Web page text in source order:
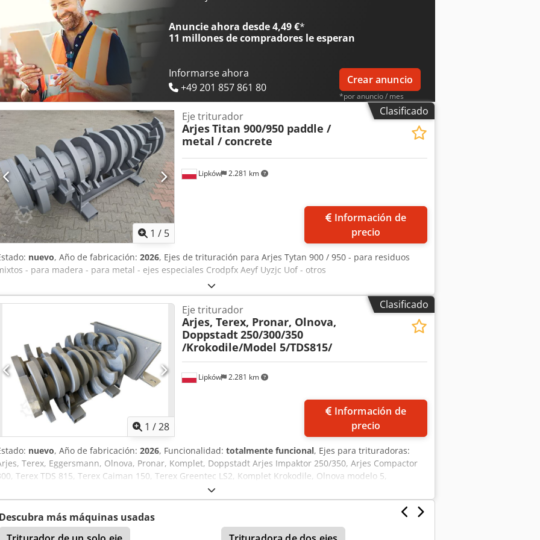
cumplen con los más altos estándares de calidad. Nuestro objetivo es satisfacer continuamente las
individuales de nuestros clientes mediante la excelencia tecnológica y la mejora continua.
a empresas de diversos sectores, como la gestión de residuos, el reciclaje y la ingeniería
y damos gran importancia a las asociaciones a largo plazo. Con nuestras soluciones de
fiables y de alto rendimiento, ayudamos a nuestros clientes a aumentar su eficiencia y
Anuncie ahora desde 4,49 €*
11 millones de compradores le esperan
Informarse ahora
+49 201 857 861 80
Crear anuncio
*por anuncio / mes
Clasificado
1 / 5
Lipków 2.281 km
Eje triturador
ArjesTitan 900/950 paddle /
metal / concrete
precio
nuevo, Año de fabricación: 2026, Ejes de trituración para Arjes Tytan 900 / 950 - para residuos
- para madera - para metal - ejes especiales Crodpfx Aeyf Uyzjc Uof - otros
Clasificado
1 /28
Lipków 2.281 km
Eje triturador
Arjes, Terex, Pronar, Olnova,
Doppstadt250/300/350
/Krokodile/Model 5/TDS815/
precio
nuevo, Año de fabricación: 2026, Funcionalidad: totalmente funcional, Ejes para trituradoras:
Terex, Eggersmann, Olnova, Pronar, Komplet, Doppstadt Arjes Impaktor 250/350, Arjes Compactor
Terex TDS 815, Terex Caiman 150, Terex Greentec LS2, Komplet Krokodile, Olnova modelo 5,
Core Shredd 250, Eggersmann Impaktor 250 - Ejes estándar - Ejes especiales - Ejes diseñados
el cliente Codpfjychwzjx Ac Uerf - Repuestos - Cuchillas ¡Hormigón / Pala / Estrella / Metal / Eléctrico
muchos más!más máquinas usadas